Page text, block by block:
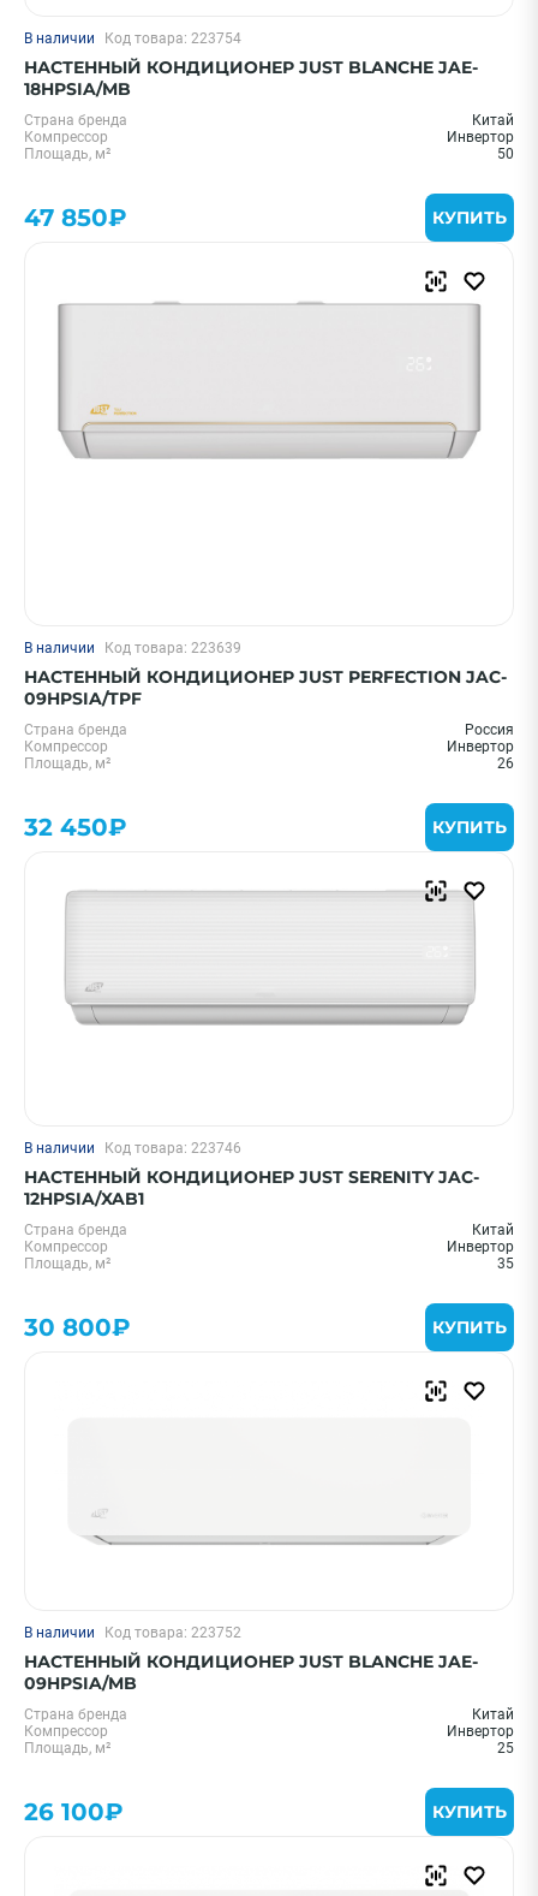
В наличии Код товара: 223754
НАСТЕННЫЙ КОНДИЦИОНЕР JUST BLANCHE JAE-
18HPSIA/MB
Страна бренда
Китай
Компрессор
Инвертор
Площадь, м²
50
47 850₽ КУПИТЬ
В наличии Код товара: 223639
НАСТЕННЫЙ КОНДИЦИОНЕР JUST PERFECTION JAC-
09HPSIA/TPF
Страна бренда
Россия
Компрессор
Инвертор
Площадь, м²
26
32 450₽ КУПИТЬ
В наличии Код товара: 223746
НАСТЕННЫЙ КОНДИЦИОНЕР JUST SERENITY JAC-
12HPSIA/XAB1
Страна бренда
Китай
Компрессор
Инвертор
Площадь, м²
35
30 800₽ КУПИТЬ
В наличии Код товара: 223752
НАСТЕННЫЙ КОНДИЦИОНЕР JUST BLANCHE JAE-
09HPSIA/MB
Страна бренда
Китай
Компрессор
Инвертор
Площадь, м²
25
26 100₽ КУПИТЬ